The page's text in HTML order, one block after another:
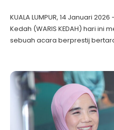
KUALA LUMPUR, 14 Januari
Kedah (WARIS KEDAH) hari ini
sebuah acara berprestij